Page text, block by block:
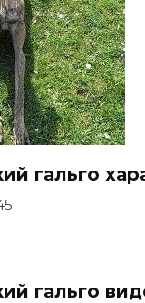
гальго
гальго